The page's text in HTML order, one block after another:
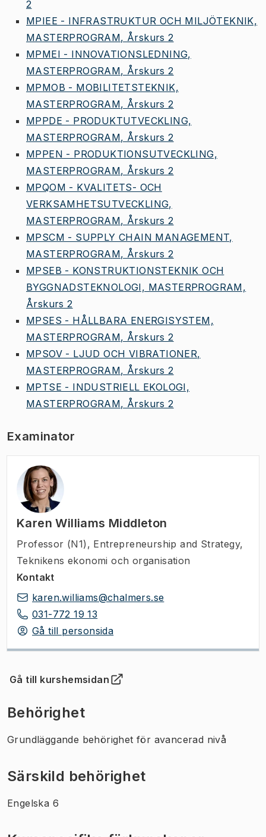
2
MPIEE - INFRASTRUKTUR OCH MILJÖTEKNIK,
MASTERPROGRAM, Årskurs 2
MPMEI - INNOVATIONSLEDNING,
MASTERPROGRAM, Årskurs 2
MPMOB - MOBILITETSTEKNIK,
MASTERPROGRAM, Årskurs 2
MPPDE - PRODUKTUTVECKLING,
MASTERPROGRAM, Årskurs 2
MPPEN - PRODUKTIONSUTVECKLING,
MASTERPROGRAM, Årskurs 2
MPQOM - KVALITETS- OCH
VERKSAMHETSUTVECKLING,
MASTERPROGRAM, Årskurs 2
MPSCM - SUPPLY CHAIN MANAGEMENT,
MASTERPROGRAM, Årskurs 2
MPSEB - KONSTRUKTIONSTEKNIK OCH
BYGGNADSTEKNOLOGI, MASTERPROGRAM,
Årskurs 2
MPSES - HÅLLBARA ENERGISYSTEM,
MASTERPROGRAM, Årskurs 2
MPSOV - LJUD OCH VIBRATIONER,
MASTERPROGRAM, Årskurs 2
MPTSE - INDUSTRIELL EKOLOGI,
MASTERPROGRAM, Årskurs 2
Examinator
Karen Williams Middleton
Professor (N1) , Entrepreneurship and Strategy,
Teknikens ekonomi och organisation
Kontakt
karen.williams@chalmers.se
031-772 19 13
Gå till personsida
Gå till kurshemsidan
(Öppnas i ny flik)
Behörighet
Grundläggande behörighet för avancerad nivå
Särskild behörighet
Engelska 6